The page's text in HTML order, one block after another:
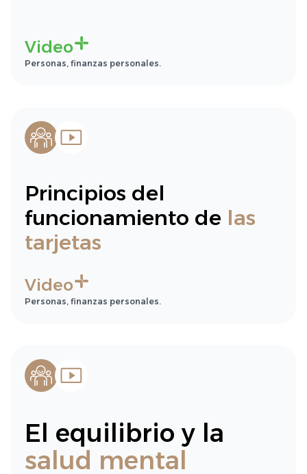
Video
Personas, finanzas personales.
Principios del
funcionamiento de las
tarjetas
Video
Personas, finanzas personales.
El equilibrio y la
salud mental